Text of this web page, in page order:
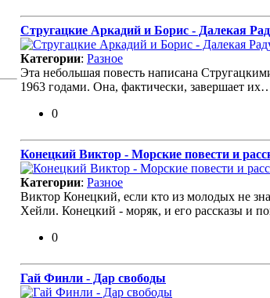
Стругацкие Аркадий и Борис - Далекая
Категории: Разное
Эта небольшая повесть написана
1963 годами. Она, фактически, завершает
0
Конецкий Виктор - Морские повести и
Категории: Разное
Виктор Конецкий, если кто из молодых не
Хейли. Конецкий - моряк, и его рассказы и
0
Гай Финли - Дар свободы